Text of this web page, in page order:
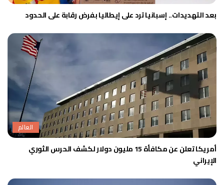
بعد التهديدات.. إسبانيا ترد على إيطاليا بفرض رقابة على الحدود
العالم
أمريكا تعلن عن مكافأة 15 مليون دولار لكشف الحرس الثوري
الإيراني